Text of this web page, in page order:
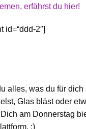
erfährst du hier!
id=“ddd-2″]
alles, was du für
Glas bläst oder
am Donnerstag
;)